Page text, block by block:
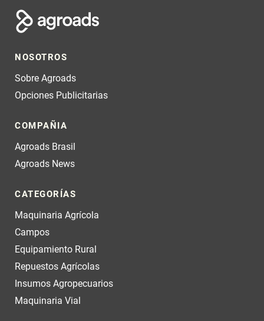
NOSOTROS
Sobre Agroads
Opciones Publicitarias
COMPAÑIA
Agroads Brasil
Agroads News
CATEGORÍAS
Maquinaria Agrícola
Campos
Equipamiento Rural
Repuestos Agrícolas
Insumos Agropecuarios
Maquinaria Vial